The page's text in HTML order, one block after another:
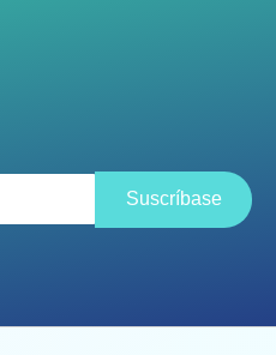
Suscríbase